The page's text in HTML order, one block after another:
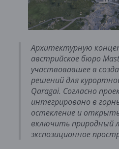
Архитектурную
австрийское бюро
участвовавшее в
решений для
Qaragai. Согласно
интегрировано в
остекление и
включить природный
экспозиционное